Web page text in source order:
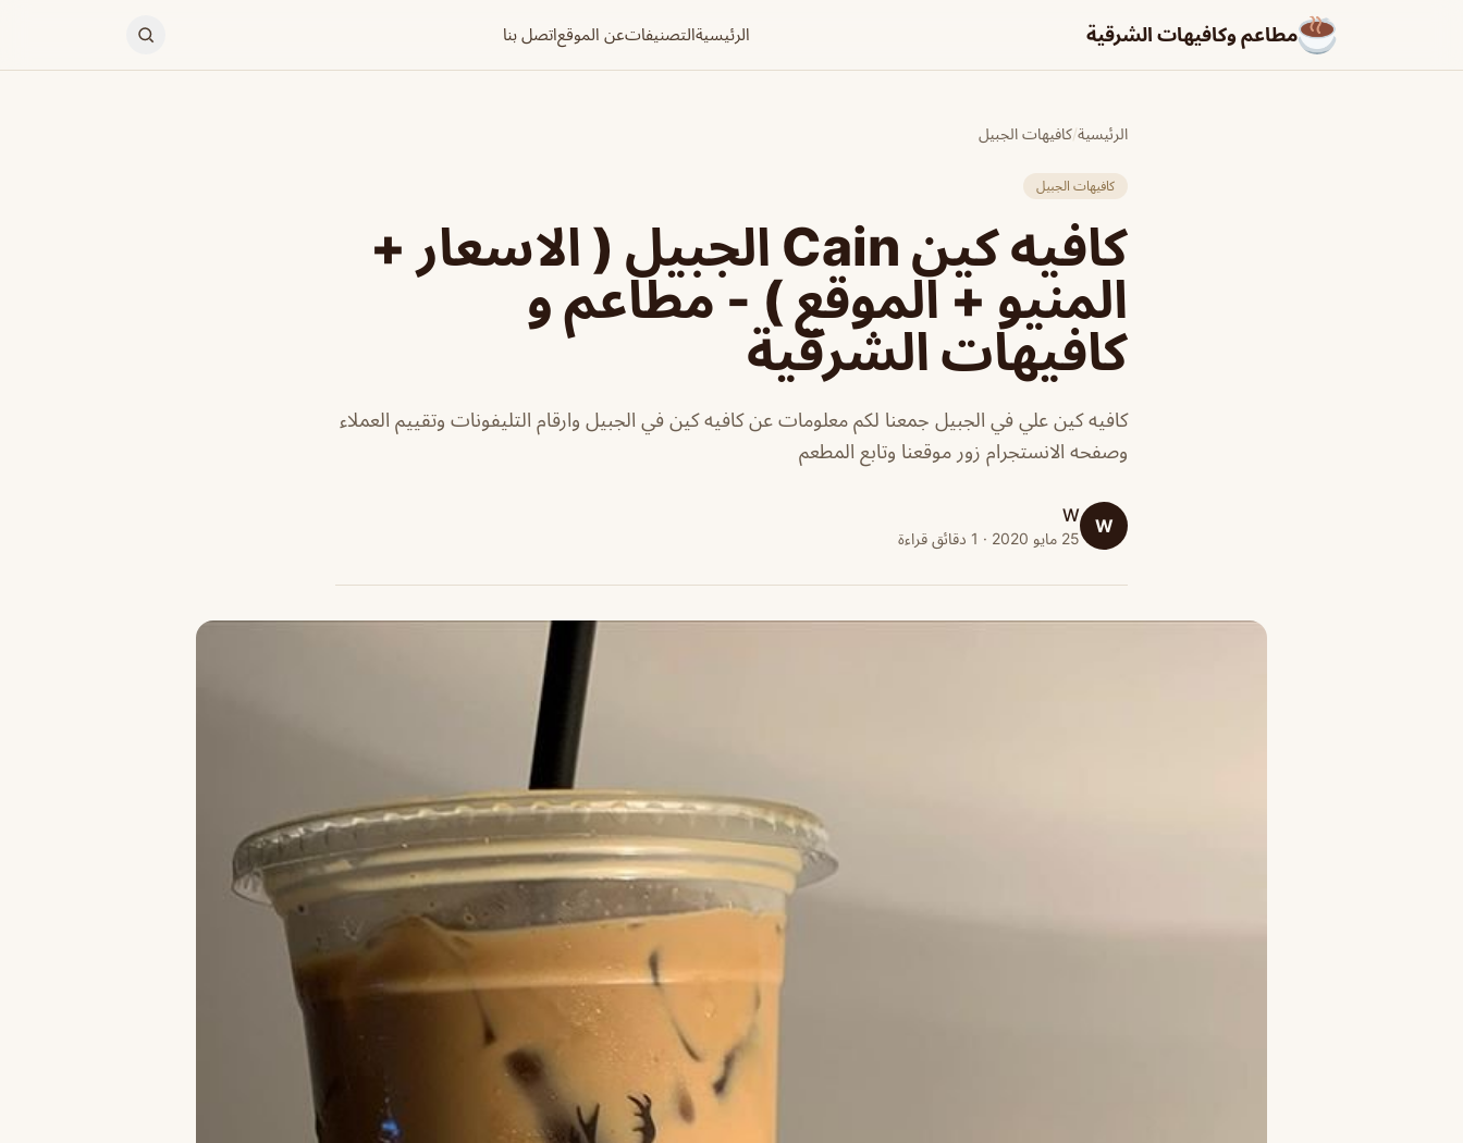
مطاعم وكافيهات الشرقية الرئيسيةالتصنيفاتعن الموقعاتصل بنا
الرئيسية/كافيهات الجبيل
كافيهات الجبيل
كافيه كين Cain الجبيل ( الاسعار +
المنيو + الموقع ) - مطاعم و
كافيهات الشرقية
كافيه كين علي في الجبيل جمعنا لكم معلومات عن كافيه كين في الجبيل وارقام التليفونات وتقييم العملاء
وصفحه الانستجرام زور موقعنا وتابع المطعم
W
W
25 مايو 2020 · 1 دقائق قراءة